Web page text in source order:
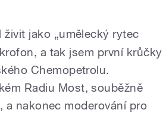
živit jako „umělecký rytec
a tak jsem první krůčky
Chemopetrolu.
Radiu Most, souběžně
a nakonec moderování pro